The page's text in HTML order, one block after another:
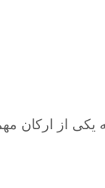
به یکی از